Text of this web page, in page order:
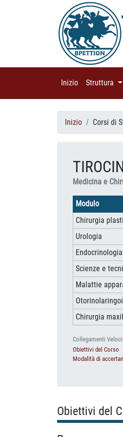
Inizio (current)
Struttura
Inizio Corsi di
Medicina e
Modulo
Chirurgia
Urologia
Endocrinologia
Scienze e
Malattie
Chirurgia
Collegamenti Veloci
Obiettivi del Corso
Modalità di
Obiettivi del